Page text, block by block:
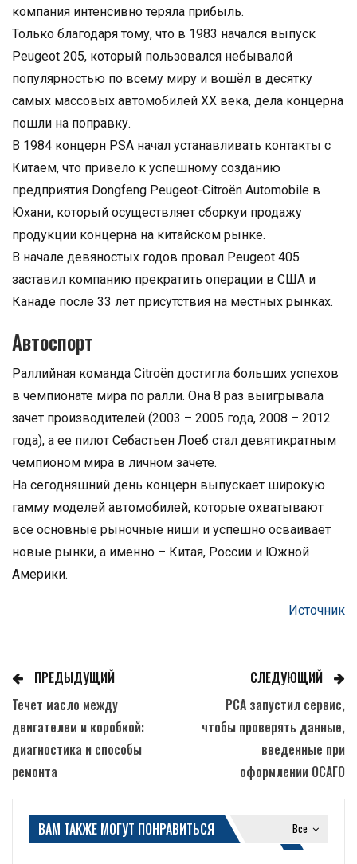
компания интенсивно теряла прибыль.
Только благодаря тому, что в 1983 начался выпуск
Peugeot 205, который пользовался небывалой
популярностью по всему миру и вошёл в десятку
самых массовых автомобилей XX века, дела концерна
пошли на поправку.
В 1984 концерн PSA начал устанавливать контакты с
Китаем, что привело к успешному созданию
предприятия Dongfeng Peugeot-Citroën Automobile в
Юхани, который осуществляет сборкуи продажу
продукции концерна на китайском рынке.
В начале девяностых годов провал Peugeot 405
заставил компанию прекратить операции в США и
Канаде после 33 лет присутствия на местных рынках.
Автоспорт
Раллийная команда Citroën достигла больших успехов
в чемпионате мира по ралли. Она 8 раз выигрывала
зачет производителей (2003 – 2005 года, 2008 – 2012
года), а ее пилот Себастьен Лоеб стал девятикратным
чемпионом мира в личном зачете.
На сегодняшний день концерн выпускает широкую
гамму моделей автомобилей, которые охватывают
все основные рыночные ниши и успешно осваивает
новые рынки, а именно – Китая, России и Южной
Америки.
Источник
ПРЕДЫДУЩИЙ
Течет масло между
двигателем и коробкой:
диагностика и способы
ремонта
СЛЕДУЮЩИЙ
РСА запустил сервис,
чтобы проверять данные,
введенные при
оформлении ОСАГО
Все
ВАМ ТАКЖЕ МОГУТ ПОНРАВИТЬСЯ